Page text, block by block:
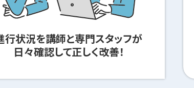
行状況を講師と専門スタッフが
日々確認して正しく改善！